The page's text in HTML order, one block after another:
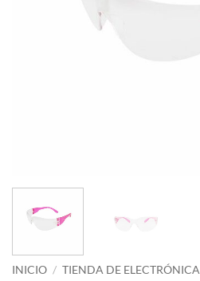
INICIO / TIENDA DE ELECTRÓNICA